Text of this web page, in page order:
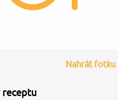
Nahrátfotku
receptu